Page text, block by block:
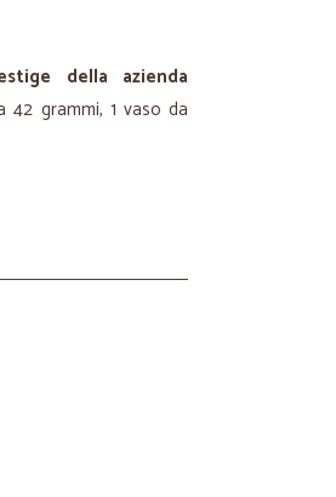
della azienda
grammi, 1 vaso da